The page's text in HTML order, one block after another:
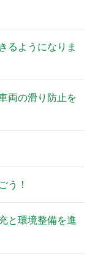
るようになりま
両の滑り防止を
う！
と環境整備を進